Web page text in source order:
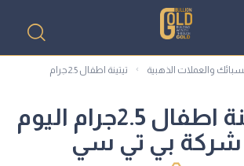
والعملات الذهبية تيتينة اطفال 2.5جرام
سعر تيتينة اطفال 2.5جرام اليوم
بي تي سي